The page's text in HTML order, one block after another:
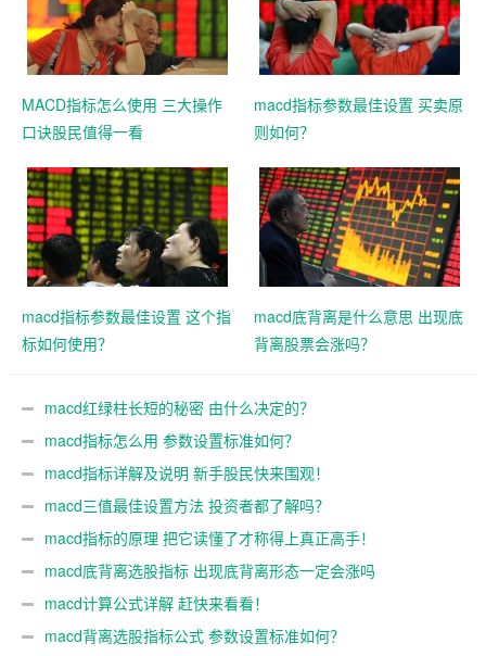
MACD指标怎么使用 三大操作
口诀股民值得一看
macd指标参数最佳设置 买卖原
则如何？
macd指标参数最佳设置 这个指
标如何使用？
macd底背离是什么意思 出现底
背离股票会涨吗？
macd红绿柱长短的秘密 由什么决定的？
macd指标怎么用 参数设置标准如何？
macd指标详解及说明 新手股民快来围观！
macd三值最佳设置方法 投资者都了解吗？
macd指标的原理 把它读懂了才称得上真正高手！
macd底背离选股指标 出现底背离形态一定会涨吗
macd计算公式详解 赶快来看看！
macd背离选股指标公式 参数设置标准如何？